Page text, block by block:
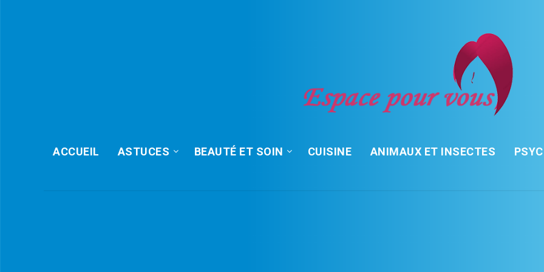
ACCUEIL ASTUCES BEAUTÉ ET SOIN CUISINE ANIMAUX ET INSECTES